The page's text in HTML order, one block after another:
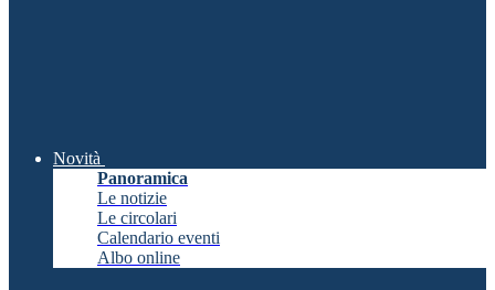
Novità
Panoramica
Le notizie
Le circolari
Calendario eventi
Albo online